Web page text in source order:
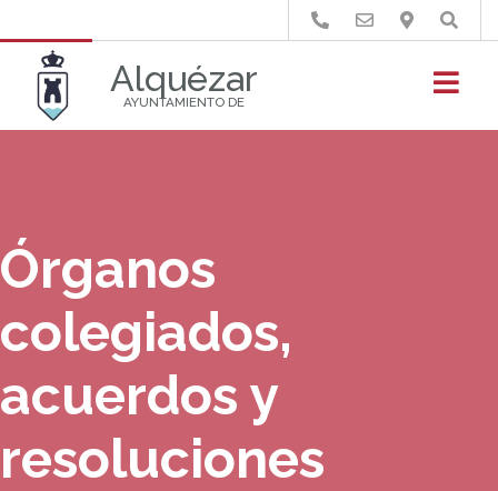
Alquézar
AYUNTAMIENTO DE
Buscar
Órganos
colegiados,
acuerdos y
resoluciones